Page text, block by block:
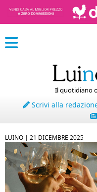
Il quotidiano
Scrivi alla
LUINO | 21 DICEMBRE 2025